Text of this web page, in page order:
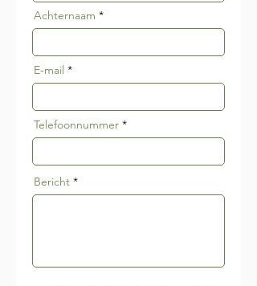
Achternaam
E-mail
Telefoonnummer
Bericht